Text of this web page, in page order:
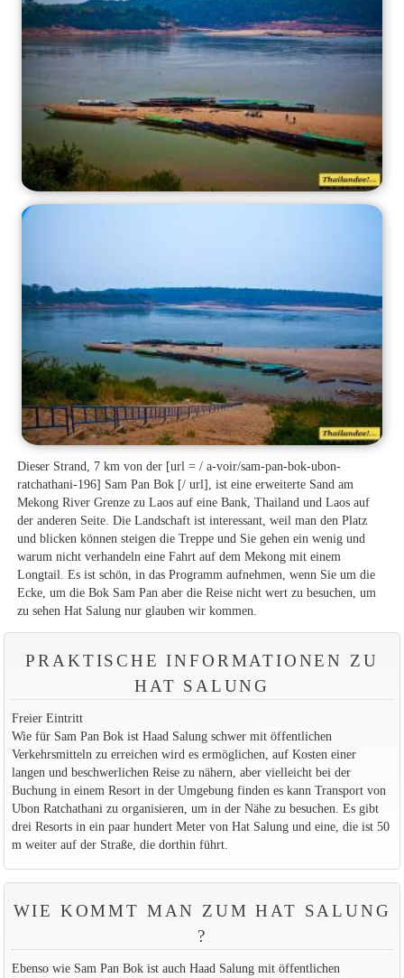
Dieser Strand, 7 km von der [url = / a-voir/sam-pan-bok-ubon-
ratchathani-196] Sam Pan Bok [/ url], ist eine erweiterte Sand am
Mekong River Grenze zu Laos auf eine Bank, Thailand und Laos auf
der anderen Seite. Die Landschaft ist interessant, weil man den Platz
und blicken können steigen die Treppe und Sie gehen ein wenig und
warum nicht verhandeln eine Fahrt auf dem Mekong mit einem
Longtail. Es ist schön, in das Programm aufnehmen, wenn Sie um die
Ecke, um die Bok Sam Pan aber die Reise nicht wert zu besuchen, um
zu sehen Hat Salung nur glauben wir kommen.
PRAKTISCHE INFORMATIONEN ZU
HAT SALUNG
Freier Eintritt
Wie für Sam Pan Bok ist Haad Salung schwer mit öffentlichen
Verkehrsmitteln zu erreichen wird es ermöglichen, auf Kosten einer
langen und beschwerlichen Reise zu nähern, aber vielleicht bei der
Buchung in einem Resort in der Umgebung finden es kann Transport von
Ubon Ratchathani zu organisieren, um in der Nähe zu besuchen. Es gibt
drei Resorts in ein paar hundert Meter von Hat Salung und eine, die ist 50
m weiter auf der Straße, die dorthin führt.
WIE KOMMT MAN ZUM HAT SALUNG
?
Ebenso wie Sam Pan Bok ist auch Haad Salung mit öffentlichen